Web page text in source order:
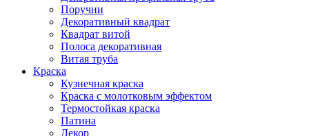
Поручни
Декоративный квадрат
Квадрат витой
Полоса декоративная
Витая труба
Краска
Кузнечная краска
Краска с молотковым эффектом
Термостойкая краска
Патина
Декор